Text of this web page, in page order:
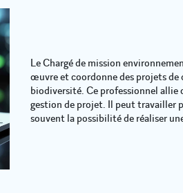
Le Chargé de mission
œuvre et coordonne des projets de
biodiversité. Ce professionnel allie
gestion de projet. Il peut travailler
souvent la possibilité de réaliser